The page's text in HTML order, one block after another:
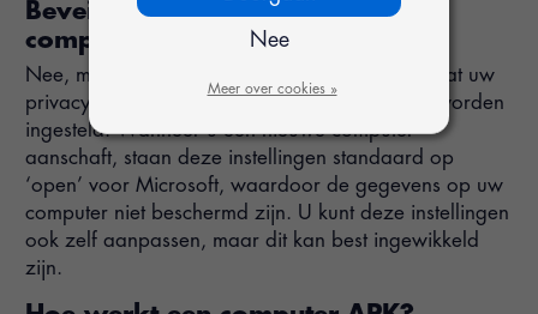
Beveiligt System Mechanic mijn
computer ook tegen hackers?
Nee, maar het programma zorgt er wél voor dat uw
privacy-instellingen in Windows veilig kunnen worden
ingesteld. Wanneer u een nieuwe computer
aanschaft, staan deze instellingen standaard op
‘open’ voor Microsoft, waardoor de gegevens op uw
computer niet beschermd zijn. U kunt deze instellingen
ook zelf aanpassen, maar dit kan best ingewikkeld
zijn.
Nee
Meer over cookies »